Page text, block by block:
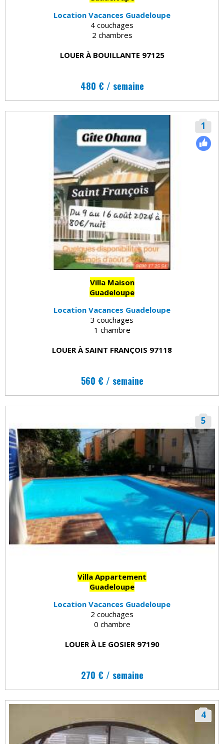
Location Vacances Guadeloupe
4 couchages
2 chambres
LOUER À BOUILLANTE 97125
480 € / semaine
1
Villa Maison
Guadeloupe
Location Vacances Guadeloupe
3 couchages
1 chambre
LOUER À SAINT FRANÇOIS 97118
560 € / semaine
5
Villa Appartement
Guadeloupe
Location Vacances Guadeloupe
2 couchages
0 chambre
LOUER À LE GOSIER 97190
270 € / semaine
4